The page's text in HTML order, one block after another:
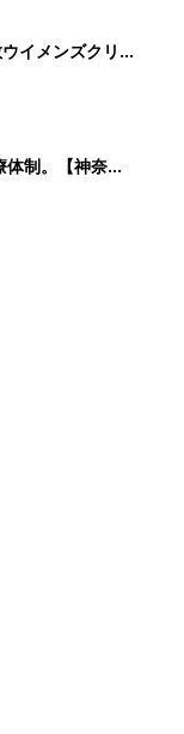
イメンズクリニ
制。【神奈川